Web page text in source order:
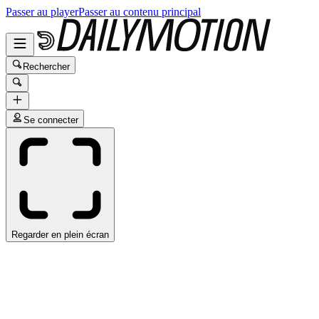
Passer au playerPasser au contenu principal
Rechercher
Se connecter
Regarder en plein écran